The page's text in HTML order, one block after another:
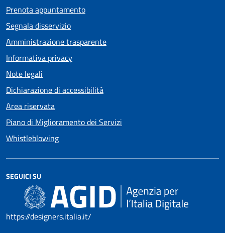
Prenota appuntamento
Segnala disservizio
Amministrazione trasparente
Informativa privacy
Note legali
Dichiarazione di accessibilità
Area riservata
Piano di Miglioramento dei Servizi
Whistleblowing
SEGUICI SU
https://designers.italia.it/